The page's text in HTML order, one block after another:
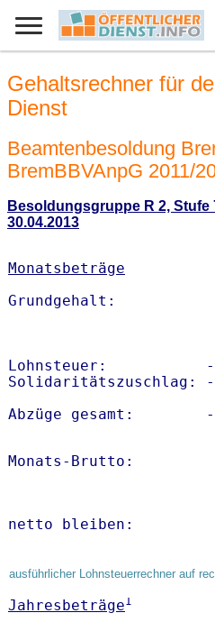
Gehaltsrechner für
Dienst
Beamtenbesoldung
BremBBVAnpG 2011/
Besoldungsgruppe R 2, Stufe
30.04.2013
Monatsbeträge
Lohnsteuer:           -
Solidaritätszuschlag:
Abzüge gesamt:        -
Monats-
netto bleiben:
ausführlicher Lohnsteuerrechner auf
Jahresbeträge1